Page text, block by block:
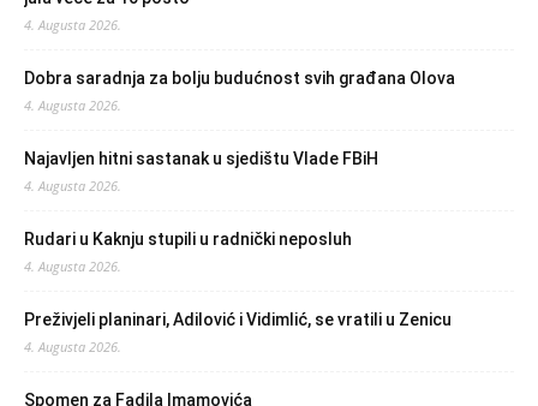
4. Augusta 2026.
Dobra saradnja za bolju budućnost svih građana Olova
4. Augusta 2026.
Najavljen hitni sastanak u sjedištu Vlade FBiH
4. Augusta 2026.
Rudari u Kaknju stupili u radnički neposluh
4. Augusta 2026.
Preživjeli planinari, Adilović i Vidimlić, se vratili u Zenicu
4. Augusta 2026.
Spomen za Fadila Imamovića